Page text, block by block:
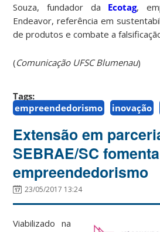
Souza, fundador da Ecotag,
Endeavor, referência em
de produtos e combate a
(Comunicação UFSC Blumenau)
Tags:
empreendedorismo
inovação
Extensão em
SEBRAE/SC fomenta
empreendedorismo
23/05/2017 13:24
Viabilizado na